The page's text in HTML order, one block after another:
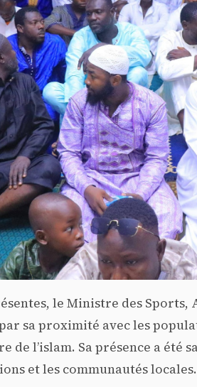
le Ministre des
sa proximité avec les
de l’islam. Sa présence a été
et les communautés locales.